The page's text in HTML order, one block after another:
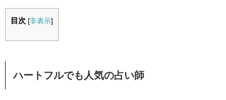
目次 [非表示]
ハートフルでも人気の占い師